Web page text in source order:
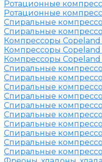
Ротационные
Ротационные
Спиральные
Спиральные
Компрессоры Copeland
Компрессоры
Компрессоры
Спиральные
Спиральные
Спиральные
Спиральные
Спиральные
Спиральные
Спиральные
Спиральные
Спиральные
Спиральные